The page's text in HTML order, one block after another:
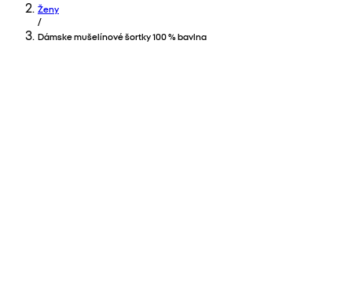
Ženy
/
Dámske mušelínové šortky 100 % bavlna